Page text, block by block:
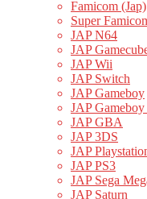
Famicom (Jap)
Super
JAP N64
JAP
JAP Wii
JAP Switch
JAP Gameboy
JAP
JAP GBA
JAP 3DS
JAP
JAP PS3
JAP Sega
JAP Saturn